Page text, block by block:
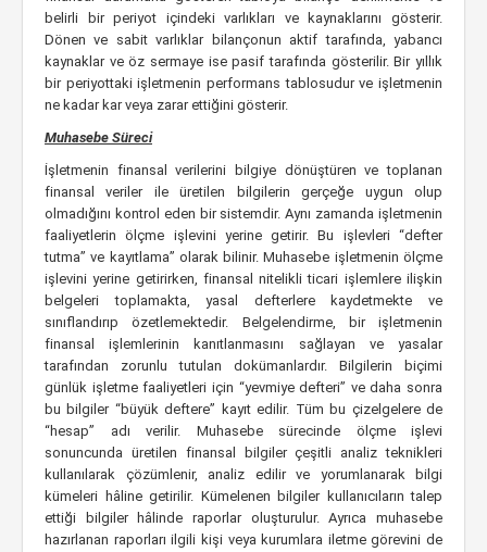
belirli bir periyot içindeki varlıkları ve kaynaklarını gösterir.
Dönen ve sabit varlıklar bilançonun aktif tarafında, yabancı
kaynaklar ve öz sermaye ise pasif tarafında gösterilir. Bir yıllık
bir periyottaki işletmenin performans tablosudur ve işletmenin
ne kadar kar veya zarar ettiğini gösterir.
Muhasebe Süreci
İşletmenin finansal verilerini bilgiye dönüştüren ve toplanan
finansal veriler ile üretilen bilgilerin gerçeğe uygun olup
olmadığını kontrol eden bir sistemdir. Aynı zamanda işletmenin
faaliyetlerin ölçme işlevini yerine getirir. Bu işlevleri “defter
tutma” ve kayıtlama” olarak bilinir. Muhasebe işletmenin ölçme
işlevini yerine getirirken, finansal nitelikli ticari işlemlere ilişkin
belgeleri toplamakta, yasal defterlere kaydetmekte ve
sınıflandırıp özetlemektedir. Belgelendirme, bir işletmenin
finansal işlemlerinin kanıtlanmasını sağlayan ve yasalar
tarafından zorunlu tutulan dokümanlardır. Bilgilerin biçimi
günlük işletme faaliyetleri için “yevmiye defteri” ve daha sonra
bu bilgiler “büyük deftere” kayıt edilir. Tüm bu çizelgelere de
“hesap” adı verilir. Muhasebe sürecinde ölçme işlevi
sonuncunda üretilen finansal bilgiler çeşitli analiz teknikleri
kullanılarak çözümlenir, analiz edilir ve yorumlanarak bilgi
kümeleri hâline getirilir. Kümelenen bilgiler kullanıcıların talep
ettiği bilgiler hâlinde raporlar oluşturulur. Ayrıca muhasebe
hazırlanan raporları ilgili kişi veya kurumlara iletme görevini de